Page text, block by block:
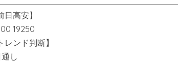
日高安】
19250
レンド判断】
し